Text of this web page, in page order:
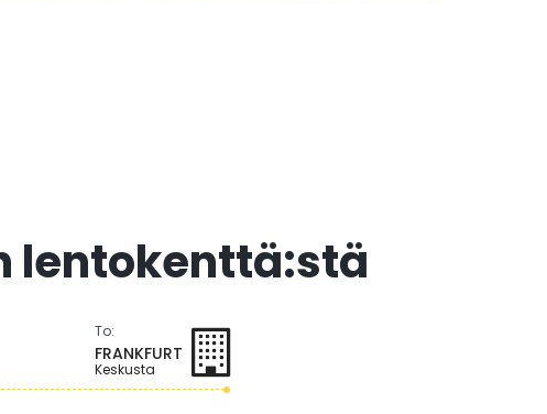
lentokenttä:stä
To:
FRANKFURT
Keskusta